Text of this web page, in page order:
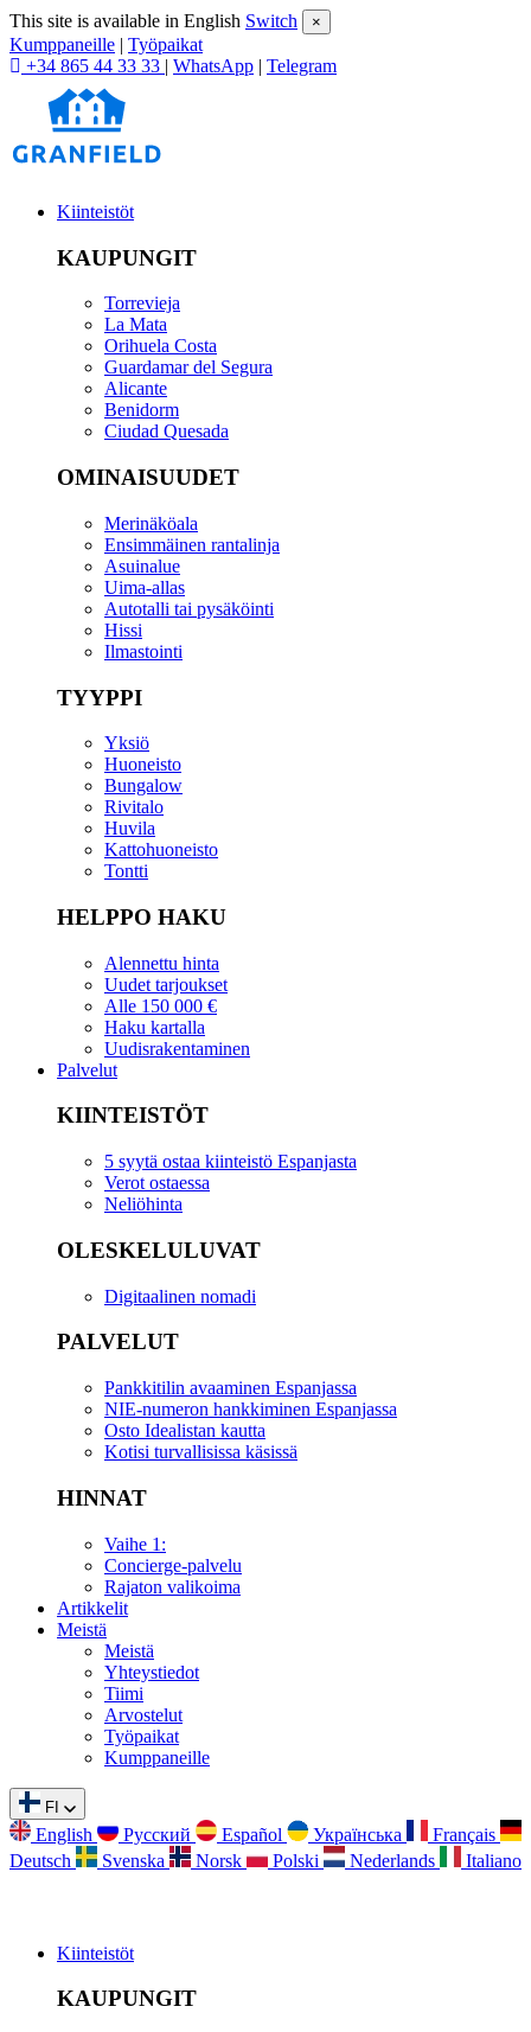
This site is available in English Switch ×
Kumppaneille | Työpaikat
+34 865 44 33 33 | WhatsApp | Telegram
Kiinteistöt
KAUPUNGIT
Torrevieja
La Mata
Orihuela Costa
Guardamar del Segura
Alicante
Benidorm
Ciudad Quesada
OMINAISUUDET
Merinäköala
Ensimmäinen rantalinja
Asuinalue
Uima-allas
Autotalli tai pysäköinti
Hissi
Ilmastointi
TYYPPI
Yksiö
Huoneisto
Bungalow
Rivitalo
Huvila
Kattohuoneisto
Tontti
HELPPO HAKU
Alennettu hinta
Uudet tarjoukset
Alle 150 000 €
Haku kartalla
Uudisrakentaminen
Palvelut
KIINTEISTÖT
5 syytä ostaa kiinteistö Espanjasta
Verot ostaessa
Neliöhinta
OLESKELULUVAT
Digitaalinen nomadi
PALVELUT
Pankkitilin avaaminen Espanjassa
NIE-numeron hankkiminen Espanjassa
Osto Idealistan kautta
Kotisi turvallisissa käsissä
HINNAT
Vaihe 1:
Concierge-palvelu
Rajaton valikoima
Artikkelit
Meistä
Meistä
Yhteystiedot
Tiimi
Arvostelut
Työpaikat
Kumppaneille
FI
English Русский Español Українська
Français
Deutsch
Svenska Norsk Polski Nederlands Italiano
Kiinteistöt
KAUPUNGIT